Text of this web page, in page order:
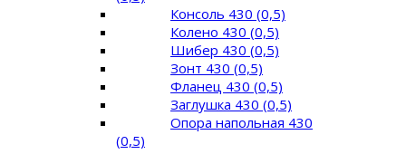
Консоль 430 (0,5)
Колено 430 (0,5)
Шибер 430 (0,5)
Зонт 430 (0,5)
Фланец 430 (0,5)
Заглушка 430 (0,5)
Опора напольная 430
(0,5)